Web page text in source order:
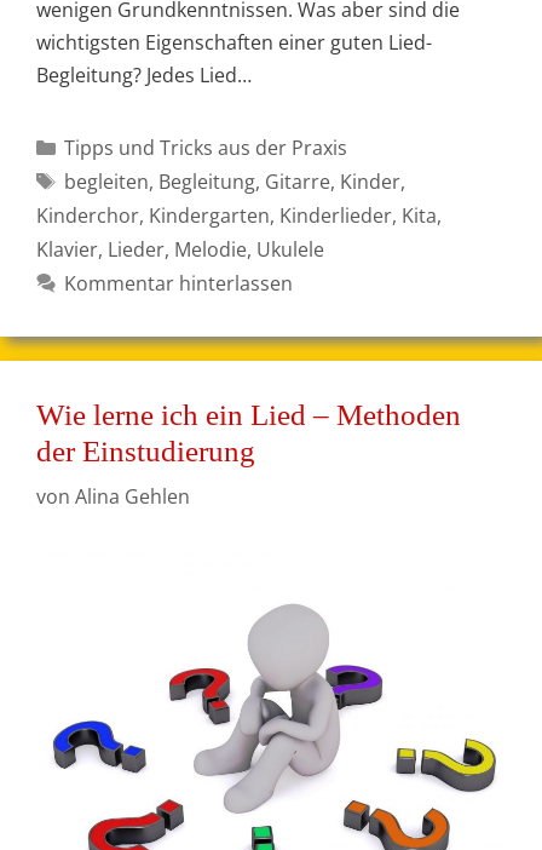
wenigen Grundkenntnissen. Was aber sind die
wichtigsten Eigenschaften einer guten Lied-
Begleitung? Jedes Lied…
Kategorien
Tipps und Tricks aus der Praxis
Schlagwörter
begleiten, Begleitung, Gitarre, Kinder,
Kinderchor, Kindergarten, Kinderlieder, Kita,
Klavier, Lieder, Melodie, Ukulele
Kommentar hinterlassen
Wie lerne ich ein Lied – Methoden
der Einstudierung
von Alina Gehlen